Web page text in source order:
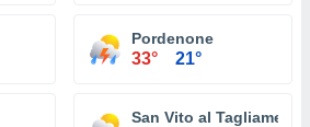
Pordenone
33° 21°
San Vito al Tagliamento